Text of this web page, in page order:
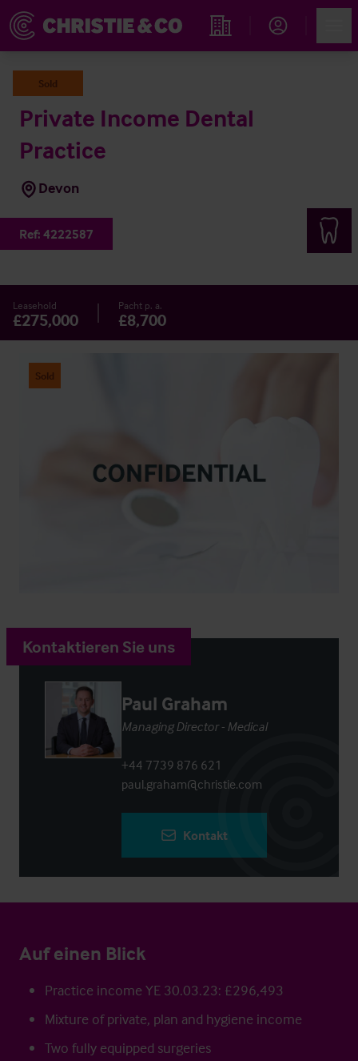
Immobiliensuche
Sold
Private Income Dental
Practice
Devon
Ref: 4222587
Leasehold
£275,000
Pacht p. a.
£8,700
Sold
Kontaktieren Sie uns
Paul Graham
Managing Director - Medical
+44 7739 876 621
paul.graham@christie.com
Kontakt
Auf einen Blick
Practice income YE 30.03.23: £296,493
Mixture of private, plan and hygiene income
Two fully equipped surgeries